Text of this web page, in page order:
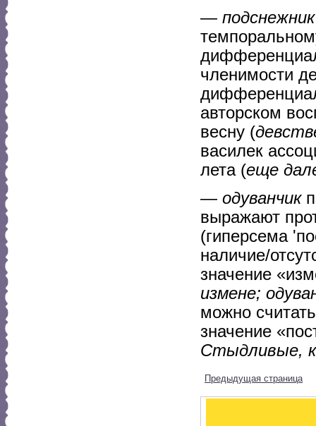
— подснежник
членимости
авторском
весну (
василек
лета (еще
— одуванчик
выражают
(гиперсема
наличие/
значение
измене;
можно
значение
Стыдливые,
Предыдущая страница